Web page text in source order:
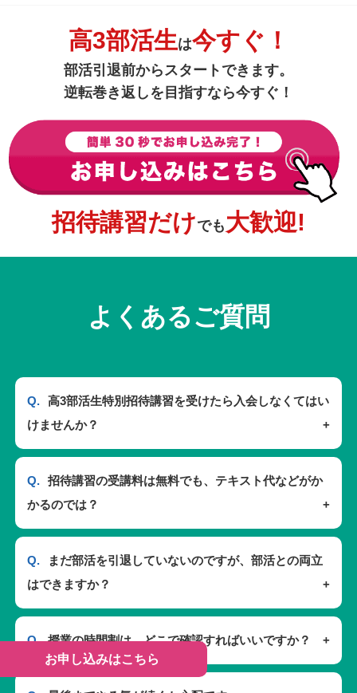
高3部活生は今すぐ！
部活引退前からスタートできます。
逆転巻き返しを目指すなら今すぐ！
招待講習だけでも 大歓迎!
よくあるご質問
Q.
高3部活生特別招待講習を受けたら入会しなくてはい
けませんか？
Q.
招待講習の受講料は無料でも、テキスト代などがか
かるのでは？
Q.
まだ部活を引退していないのですが、部活との両立
はできますか？
Q. 授業の時間割は、どこで確認すればいいですか？
お申し込みはこちら